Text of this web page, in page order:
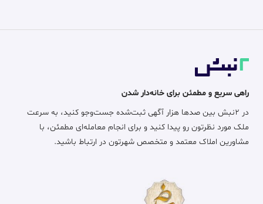
راهی سریع و مطمئن برای خانه‌دار شدن
در ۲نبش بین صدها هزار آگهی ثبت‌شده جست‌وجو کنید، به سرعت
ملک مورد نظرتون رو پیدا کنید و برای انجام معامله‌ای مطمئن، با
مشاورین املاک معتمد و متخصص شهرتون در ارتباط باشید.